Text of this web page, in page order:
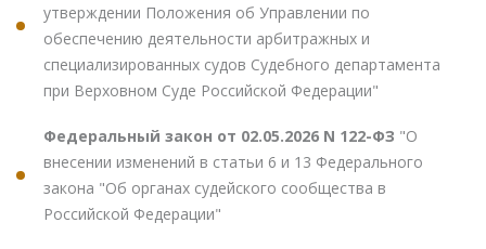
утверждении Положения об Управлении по
обеспечению деятельности арбитражных и
специализированных судов Судебного департамента
при Верховном Суде Российской Федерации"
Федеральный закон от 02.05.2026 N 122-ФЗ "О
внесении изменений в статьи 6 и 13 Федерального
закона "Об органах судейского сообщества в
Российской Федерации"